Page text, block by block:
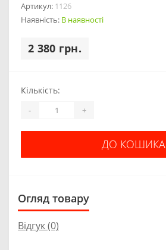
Артикул: 1126
Наявність: В наявності
2 380 грн.
Кількість:
- +
ДО КОШИКА
Огляд товару
Відгук (0)